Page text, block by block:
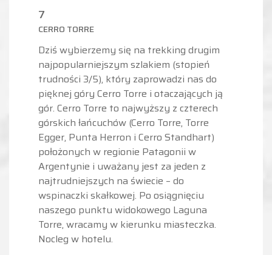
7
CERRO TORRE
Dziś wybierzemy się na trekking drugim
najpopularniejszym szlakiem (stopień
trudności 3/5), który zaprowadzi nas do
pięknej góry Cerro Torre i otaczających ją
gór. Cerro Torre to najwyższy z czterech
górskich łańcuchów (Cerro Torre, Torre
Egger, Punta Herron i Cerro Standhart)
położonych w regionie Patagonii w
Argentynie i uważany jest za jeden z
najtrudniejszych na świecie – do
wspinaczki skałkowej. Po osiągnięciu
naszego punktu widokowego Laguna
Torre, wracamy w kierunku miasteczka.
Nocleg w hotelu.